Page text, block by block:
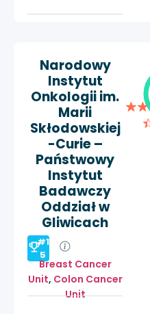
Narodowy
Instytut
Onkologii im.
Marii
Skłodowskiej
-Curie –
Państwowy
Instytut
Badawczy
Oddział w
Gliwicach
#1
5
Breast Cancer
Unit, Colon Cancer
Unit